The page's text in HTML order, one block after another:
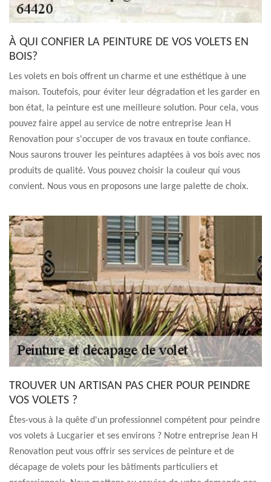
À QUI CONFIER LA PEINTURE DE VOS VOLETS EN
BOIS?
Les volets en bois offrent un charme et une esthétique à une
maison. Toutefois, pour éviter leur dégradation et les garder en
bon état, la peinture est une meilleure solution. Pour cela, vous
pouvez faire appel au service de notre entreprise Jean H
Renovation pour s'occuper de vos travaux en toute confiance.
Nous saurons trouver les peintures adaptées à vos bois avec nos
produits de qualité. Vous pouvez choisir la couleur qui vous
convient. Nous vous en proposons une large palette de choix.
TROUVER UN ARTISAN PAS CHER POUR PEINDRE
VOS VOLETS ?
Êtes-vous à la quête d'un professionnel compétent pour peindre
vos volets à Lucgarier et ses environs ? Notre entreprise Jean H
Renovation peut vous offrir ses services de peinture et de
décapage de volets pour les bâtiments particuliers et